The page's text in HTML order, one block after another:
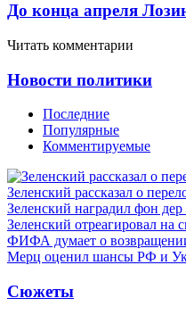
До конца апреля
Читать комментарии
Новости политики
Последние
Популярные
Комментируемые
Зеленский рассказал о
Зеленский наградил фон
Зеленский отреагировал на
ФИФА думает о
Мерц оценил шансы РФ и
Сюжеты